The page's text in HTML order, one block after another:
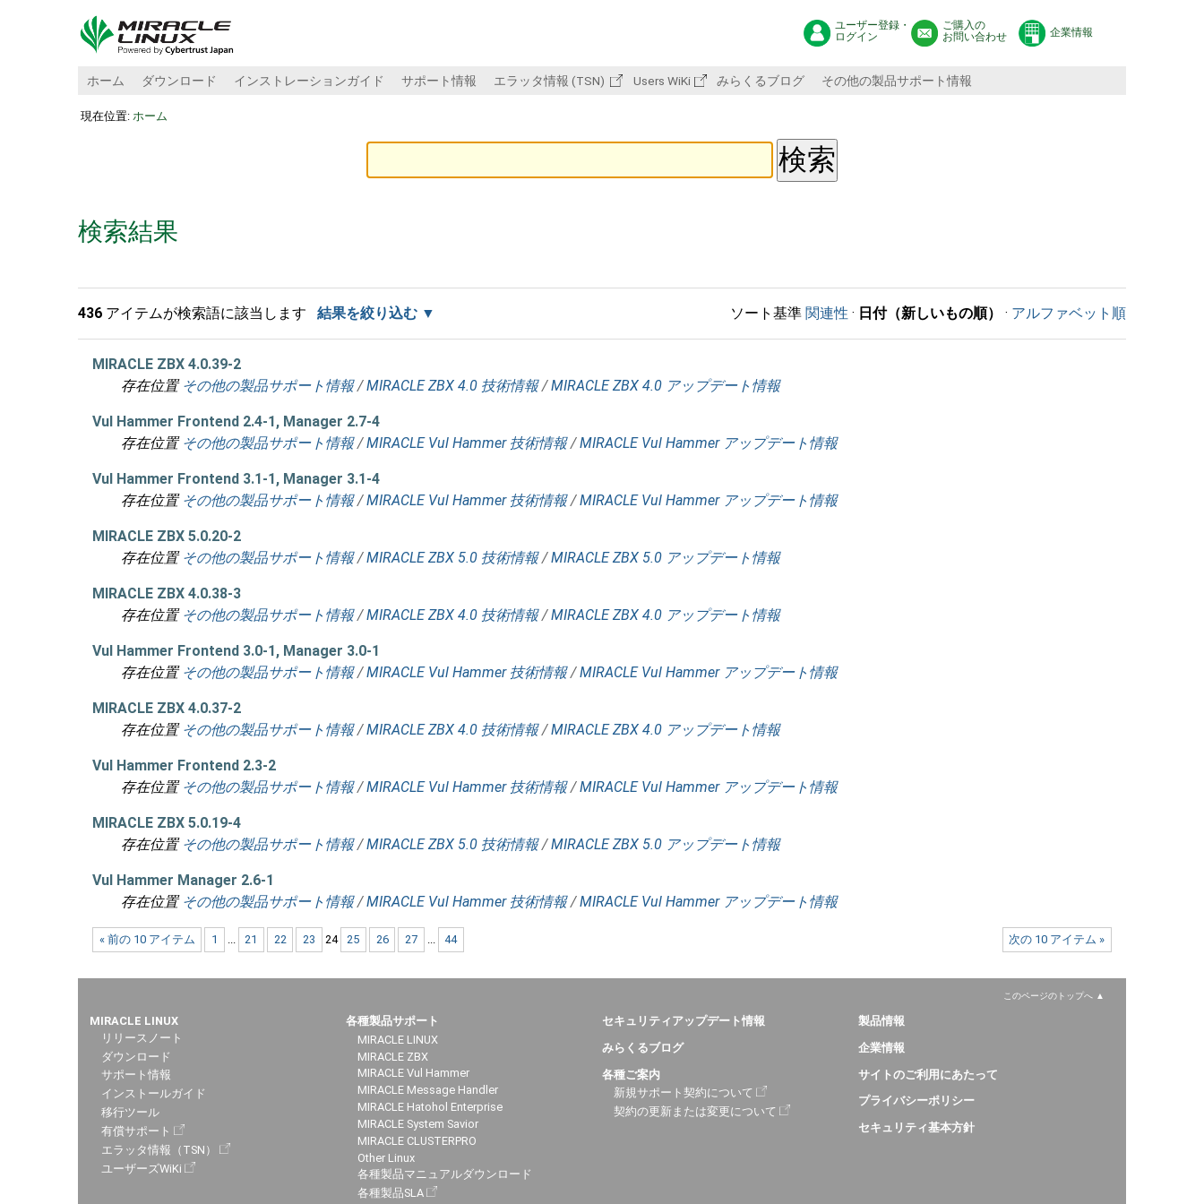
ユーザー登録・
ログイン
ご購入の
お問い合わせ
企業情報
ホーム ダウンロード インストレーションガイド サポート情報 エラッタ情報 (TSN) Users WiKi みらくるブログ その他の製品サポート情報
現在位置: ホーム
検索結果
436 アイテムが検索語に該当します 結果を絞り込む ソート基準 関連性 · 日付（新しいもの順） · アルファベット順
MIRACLE ZBX 4.0.39-2
存在位置 その他の製品サポート情報 /MIRACLE ZBX 4.0 技術情報 /MIRACLE ZBX 4.0 アップデート情報
Vul Hammer Frontend 2.4-1, Manager 2.7-4
存在位置 その他の製品サポート情報 /MIRACLE Vul Hammer 技術情報 /MIRACLE Vul Hammer アップデート情報
Vul Hammer Frontend 3.1-1, Manager 3.1-4
存在位置 その他の製品サポート情報 /MIRACLE Vul Hammer 技術情報 /MIRACLE Vul Hammer アップデート情報
MIRACLE ZBX 5.0.20-2
存在位置 その他の製品サポート情報 /MIRACLE ZBX 5.0 技術情報 /MIRACLE ZBX 5.0 アップデート情報
MIRACLE ZBX 4.0.38-3
存在位置 その他の製品サポート情報 /MIRACLE ZBX 4.0 技術情報 /MIRACLE ZBX 4.0 アップデート情報
Vul Hammer Frontend 3.0-1, Manager 3.0-1
存在位置 その他の製品サポート情報 /MIRACLE Vul Hammer 技術情報 /MIRACLE Vul Hammer アップデート情報
MIRACLE ZBX 4.0.37-2
存在位置 その他の製品サポート情報 /MIRACLE ZBX 4.0 技術情報 /MIRACLE ZBX 4.0 アップデート情報
Vul Hammer Frontend 2.3-2
存在位置 その他の製品サポート情報 /MIRACLE Vul Hammer 技術情報 /MIRACLE Vul Hammer アップデート情報
MIRACLE ZBX 5.0.19-4
存在位置 その他の製品サポート情報 /MIRACLE ZBX 5.0 技術情報 /MIRACLE ZBX 5.0 アップデート情報
Vul Hammer Manager 2.6-1
存在位置 その他の製品サポート情報 /MIRACLE Vul Hammer 技術情報 /MIRACLE Vul Hammer アップデート情報
« 前の 10 アイテム 次の 10 アイテム »
1 ... 21 22 23 24 25 26 27 ... 44
このページのトップへ
MIRACLE LINUX
リリースノート
ダウンロード
サポート情報
インストールガイド
移行ツール
有償サポート
エラッタ情報（TSN）
ユーザーズWiKi
各種製品サポート
MIRACLE LINUX
MIRACLE ZBX
MIRACLE Vul Hammer
MIRACLE Message Handler
MIRACLE Hatohol Enterprise
MIRACLE System Savior
MIRACLE CLUSTERPRO
Other Linux
各種製品マニュアルダウンロード
各種製品SLA
セキュリティアップデート情報
みらくるブログ
各種ご案内
新規サポート契約について
契約の更新または変更について
製品情報
企業情報
サイトのご利用にあたって
プライバシーポリシー
セキュリティ基本方針